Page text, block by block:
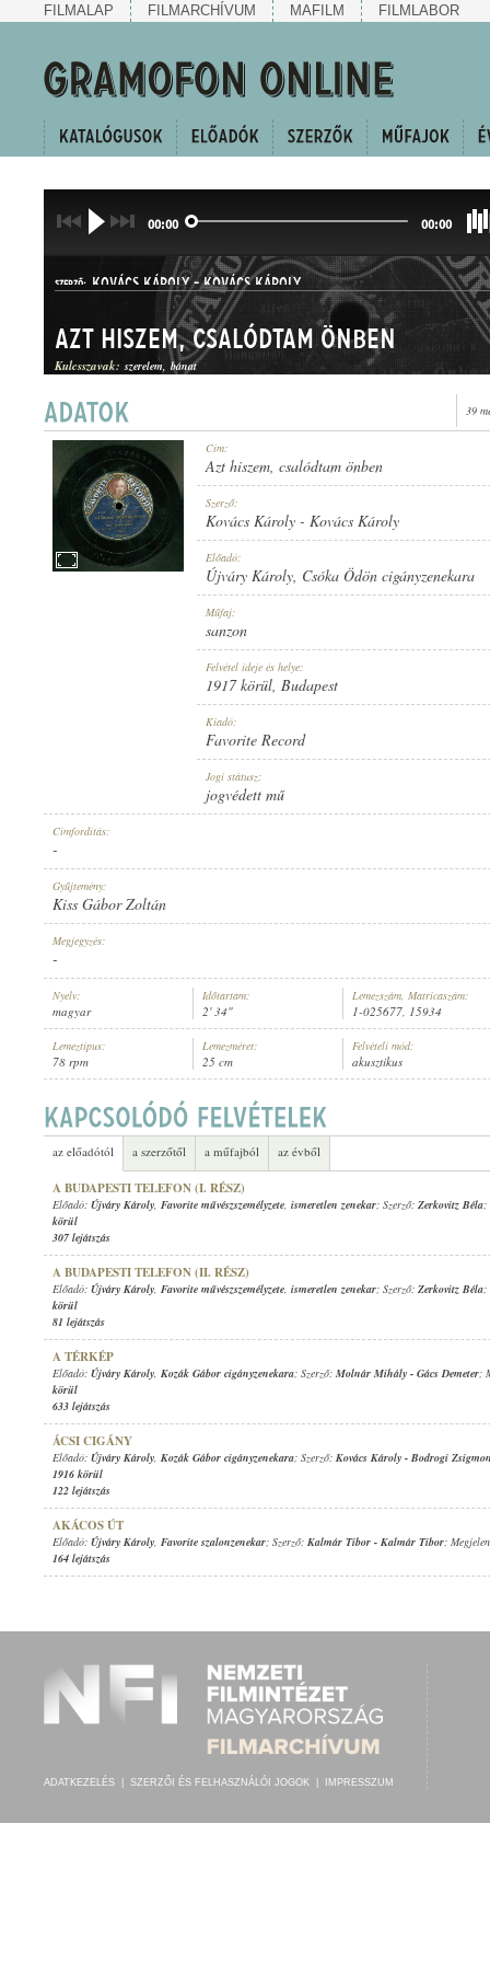
FILMALAP FILMARCHÍVUM MAFILM FILMLABOR
00:00 00:00
ÚJVÁRY KÁROLY CSÓKA ÖDÖN CIGÁNYZENEKARA
SZERZŐ: KOVÁCS KÁROLY-KOVÁCS KÁROLY
SANZON
LEMEZSZÁM:
Azt hiszem, csalódtam önben
Kulcsszavak: szerelem bánat
39
Cím:
Azt hiszem, csalódtam önben
Szerző:
Kovács Károly - Kovács Károly
Előadó:
Újváry Károly, Csóka Ödön cigányzenekara
Műfaj:
sanzon
Felvétel ideje és helye:
1917 körül, Budapest
Kiadó:
Favorite Record
Jogi státusz:
jogvédett mű
Címfordítás:
-
Gyűjtemény:
Kiss Gábor Zoltán
Megjegyzés:
-
Nyelv:
magyar
Időtartam:
2' 34"
Lemezszám, Matricaszám:
1-025677, 15934
Lemeztípus:
78 rpm
Lemezméret:
25 cm
Felvételi mód:
akusztikus
az előadótól a szerzőtől a műfajból az évből
A BUDAPESTI TELEFON (I. RÉSZ)
Előadó: Újváry Károly, Favorite művészszemélyzete, ismeretlen zenekar; Szerző: Zerkovitz Béla;
körül
307 lejátszás
A BUDAPESTI TELEFON (II. RÉSZ)
Előadó: Újváry Károly, Favorite művészszemélyzete, ismeretlen zenekar; Szerző: Zerkovitz Béla;
körül
81 lejátszás
A TÉRKÉP
Előadó: Újváry Károly, Kozák Gábor cigányzenekara; Szerző: Molnár Mihály - Gács Demeter;
körül
633 lejátszás
ÁCSI CIGÁNY
Előadó: Újváry Károly, Kozák Gábor cigányzenekara; Szerző: Kovács Károly - Bodrogi
1916 körül
122 lejátszás
AKÁCOS ÚT
Előadó: Újváry Károly, Favorite szalonzenekar; Szerző: Kalmár Tibor - Kalmár Tibor;
164 lejátszás
ADATKEZELÉS SZERZŐI ÉS FELHASZNÁLÓI JOGOK IMPRESSZUM